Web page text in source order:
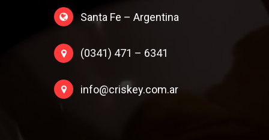
Santa Fe – Argentina
(0341) 471 – 6341
info@criskey.com.ar